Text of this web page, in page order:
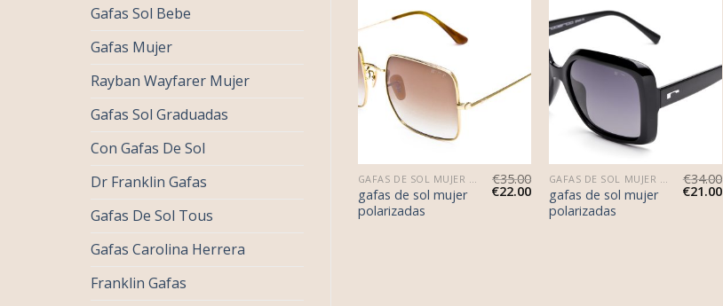
Gafas Sol Bebe
Gafas Mujer
Rayban Wayfarer Mujer
Gafas Sol Graduadas
Con Gafas De Sol
Dr Franklin Gafas
Gafas De Sol Tous
Gafas Carolina Herrera
Franklin Gafas
gafas de sol mujer
polarizadas
€35.00
€22.00
gafas de sol mujer
polarizadas
€34.00
€21.00
GAFAS DE SOL MUJER POLARIZADAS €42.00
€ 26.00
polarizadas